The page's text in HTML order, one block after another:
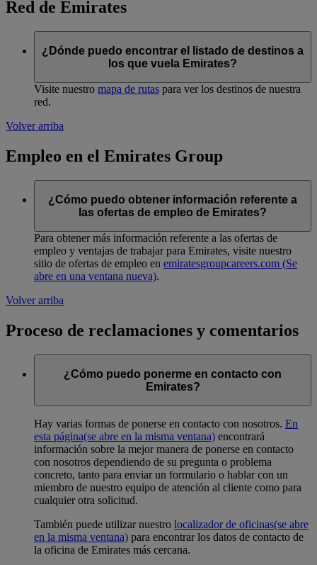
Red de Emirates
¿Dónde puedo encontrar el listado de destinos a
los que vuela Emirates?
Visite nuestro mapa de rutas para ver los destinos de nuestra
red.
Volver arriba
Empleo en el Emirates Group
¿Cómo puedo obtener información referente a
las ofertas de empleo de Emirates?
Para obtener más información referente a las ofertas de
empleo y ventajas de trabajar para Emirates, visite nuestro
sitio de ofertas de empleo en emiratesgroupcareers.com (Se
abre en una ventana nueva).
Volver arriba
Proceso de reclamaciones y comentarios
¿Cómo puedo ponerme en contacto con
Emirates?
Hay varias formas de ponerse en contacto con nosotros. En
esta página(se abre en la misma ventana) encontrará
información sobre la mejor manera de ponerse en contacto
con nosotros dependiendo de su pregunta o problema
concreto, tanto para enviar un formulario o hablar con un
miembro de nuestro equipo de atención al cliente como para
cualquier otra solicitud.
También puede utilizar nuestro localizador de oficinas(se abre
en la misma ventana) para encontrar los datos de contacto de
la oficina de Emirates más cercana.